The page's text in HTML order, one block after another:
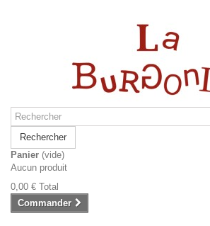
Rechercher
Panier (vide)
Aucun produit
0,00 € Total
Commander